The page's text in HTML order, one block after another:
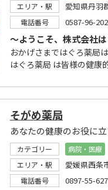
エリア・駅
愛知県丹羽
電話番号 0587-96-
～ようこそ、株式会社
おかげさまではぐろ薬局
はぐろ薬局 は皆様の健康
そがめ薬局
あなたの健康のお役に立
カテゴリー 病院・医療
エリア・駅
愛媛県西条
電話番号 0897-55-